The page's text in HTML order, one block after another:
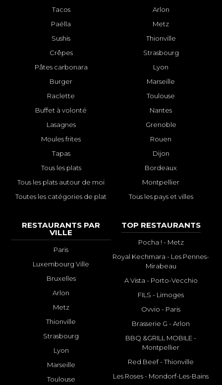
Tacos
Paëlla
Sushis
Crêpes
Pâtes carbonara
Burger
Raclette
Buffet à volonté
Lasagnes
Moules frites
Tapas
Tous les plats
Tous les plats autour de moi
Toutes les catégories de plat
Arlon
Metz
Thionville
Strasbourg
Lyon
Marseille
Toulouse
Nantes
Grenoble
Rouen
Dijon
Bordeaux
Montpellier
Tous les pays et villes
RESTAURANTS PAR
VILLE
Paris
Luxembourg Ville
Bruxelles
Arlon
Metz
Thionville
Strasbourg
Lyon
Marseille
Toulouse
TOP RESTAURANTS
Pocha ! - Metz
Royal Kechmara - Les Pennes-
Mirabeau
A Vista - Porto-Vecchio
FILS - Limoges
Ovvio - Paris
Brasserie G - Arlon
BBQ &GRILL MOBILE -
Montpellier
Red Beef - Thionville
Les Roses - Mondorf-Les-Bains